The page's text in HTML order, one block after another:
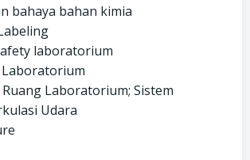
bahaya bahan kimia
laboratorium
Laboratorium; Sistem
Udara